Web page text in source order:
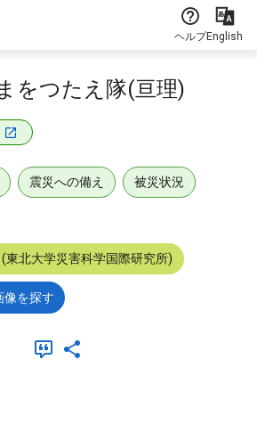
ヘルプEnglish
をつたえ隊(亘理)
震災への備え 被災状況
東北大学災害科学国際研究所)
像を探す